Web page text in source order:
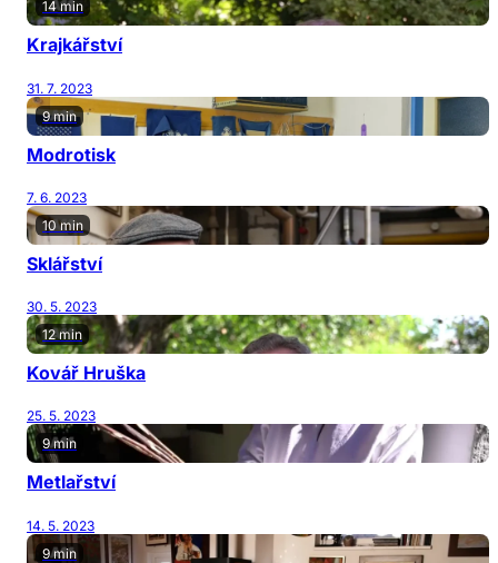
14 min
Krajkářství
31. 7. 2023
9 min
Modrotisk
7. 6. 2023
10 min
Sklářství
30. 5. 2023
12 min
Kovář Hruška
25. 5. 2023
9 min
Metlařství
14. 5. 2023
9 min